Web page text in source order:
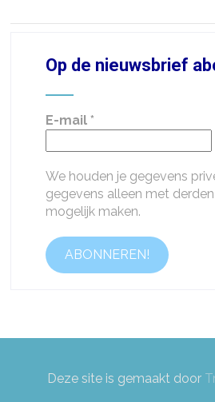
Op de nieuwsbrief
E-mail *
We houden je gegevens
gegevens alleen met
mogelijk maken.
Deze site is gemaakt door